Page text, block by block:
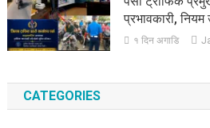
प्रभावकारी,
१ दिन अगाडि
CATEGORIES